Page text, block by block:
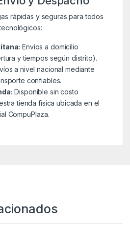
rápidas y seguras para todos
Envíos a domicilio
y tiempos según distrito).
a nivel nacional mediante
confiables.
Disponible sin costo
tienda física ubicada en el
CompuPlaza.